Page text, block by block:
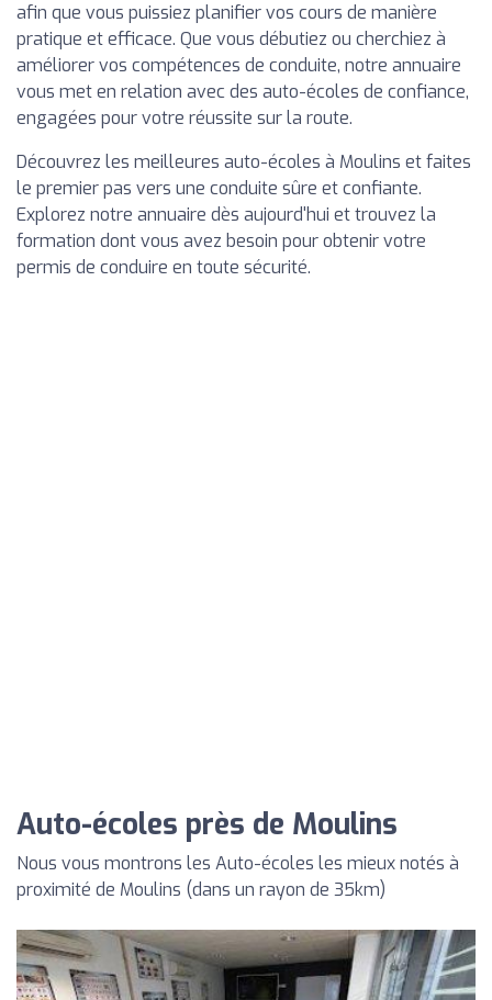
afin que vous puissiez planifier vos cours de manière
pratique et efficace. Que vous débutiez ou cherchiez à
améliorer vos compétences de conduite, notre annuaire
vous met en relation avec des auto-écoles de confiance,
engagées pour votre réussite sur la route.
Découvrez les meilleures auto-écoles à Moulins et faites
le premier pas vers une conduite sûre et confiante.
Explorez notre annuaire dès aujourd'hui et trouvez la
formation dont vous avez besoin pour obtenir votre
permis de conduire en toute sécurité.
Auto-écoles près de Moulins
Nous vous montrons les Auto-écoles les mieux notés à
proximité de Moulins (dans un rayon de 35km)